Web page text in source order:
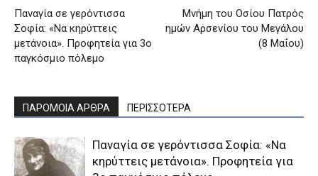
Παναγία σε γερόντισσα
Σοφία: «Να κηρύττεις
μετάνοια». Προφητεία για 3ο
παγκόσμιο πόλεμο
Μνήμη του Oσίου Πατρός
ημών Aρσενίου του Mεγάλου
(8 Μαΐου)
ΠΑΡΟΜΟΙΑ ΑΡΘΡΑ ΠΕΡΙΣΣΟΤΕΡΑ
Παναγία σε γερόντισσα Σοφία: «Να
κηρύττεις μετάνοια». Προφητεία για